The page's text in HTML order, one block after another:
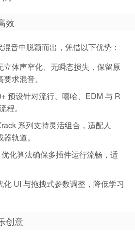
效
音中脱颖而出，凭借以下优势：
立体声窄化、无瞬态损失，保留原
求混音。
预设针对流行、嘻哈、EDM 与 R
程。
系列支持灵活组合，适配人
轨道。
优化算法确保多插件运行流畅，适
化 UI 与拖拽式参数调整，降低学习
创意